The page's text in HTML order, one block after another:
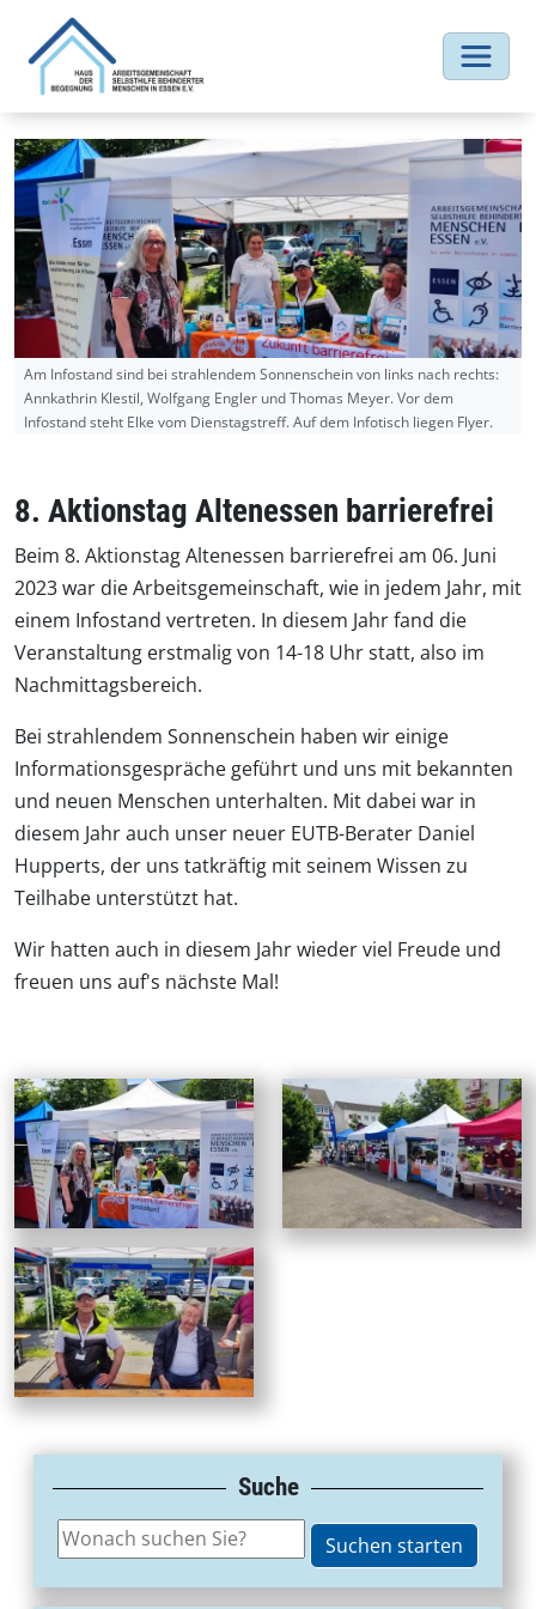
Am Infostand sind bei strahlendem Sonnenschein von links nach rechts:
Annkathrin Klestil, Wolfgang Engler und Thomas Meyer. Vor dem
Infostand steht Elke vom Dienstagstreff. Auf dem Infotisch liegen Flyer.
8. Aktionstag Altenessen barrierefrei
Beim 8. Aktionstag Altenessen barrierefrei am 06. Juni
2023 war die Arbeitsgemeinschaft, wie in jedem Jahr, mit
einem Infostand vertreten. In diesem Jahr fand die
Veranstaltung erstmalig von 14-18 Uhr statt, also im
Nachmittagsbereich.
Bei strahlendem Sonnenschein haben wir einige
Informationsgespräche geführt und uns mit bekannten
und neuen Menschen unterhalten. Mit dabei war in
diesem Jahr auch unser neuer EUTB-Berater Daniel
Hupperts, der uns tatkräftig mit seinem Wissen zu
Teilhabe unterstützt hat.
Wir hatten auch in diesem Jahr wieder viel Freude und
freuen uns auf's nächste Mal!
Suche